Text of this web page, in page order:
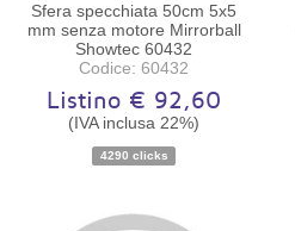
Disponibilità:Ordinabile
Sfera specchiata 50cm 5x5
mm senza motore Mirrorball
Showtec 60432
Codice: 60432
Listino € 92,60
(IVA inclusa 22%)
4290 clicks